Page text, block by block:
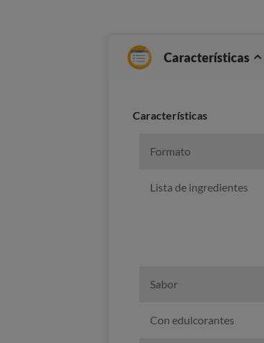
Características
Caracterí­sticas
Formato
Lista de ingredientes
Sabor
Con edulcorantes